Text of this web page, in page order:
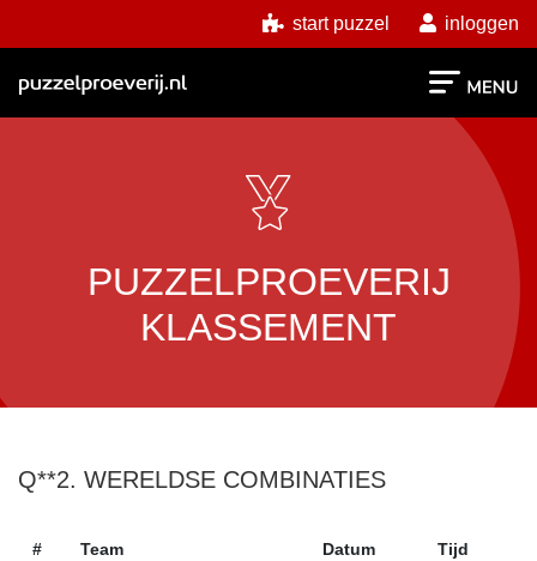
start puzzel inloggen
PUZZELPROEVERIJ
KLASSEMENT
Q**2. WERELDSE COMBINATIES
# Team Datum Tijd